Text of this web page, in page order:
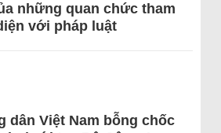
những quan chức tham
với pháp luật
dân Việt Nam bỗng chốc